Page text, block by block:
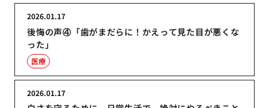
後悔の声④「歯がまだらに！かえって見た目が悪くな
った」
2026.01.17
医療
2026.01.17